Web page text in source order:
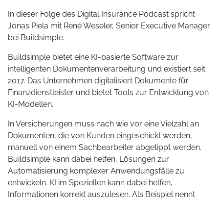
In dieser Folge des Digital Insurance Podcast spricht
Jonas Piela mit René Weseler, Senior Executive Manager
bei Buildsimple.
Buildsimple bietet eine KI-basierte Software zur
intelligenten Dokumentenverarbeitung und existiert seit
2017. Das Unternehmen digitalisiert Dokumente für
Finanzdienstleister und bietet Tools zur Entwicklung von
KI-Modellen.
In Versicherungen muss nach wie vor eine Vielzahl an
Dokumenten, die von Kunden eingeschickt werden,
manuell von einem Sachbearbeiter abgetippt werden.
Buildsimple kann dabei helfen, Lösungen zur
Automatisierung komplexer Anwendungsfälle zu
entwickeln. KI im Speziellen kann dabei helfen,
Informationen korrekt auszulesen. Als Beispiel nennt